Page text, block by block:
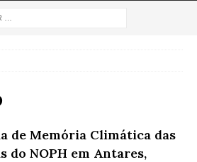
de Memória Climática das
do NOPH em Antares,